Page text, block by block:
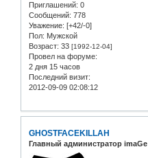
Приглашений: 0
Сообщений: 778
Уважение: [+42/-0]
Пол: Мужской
Возраст: 33 [1992-12-04]
Провел на форуме:
2 дня 15 часов
Последний визит:
2012-09-09 02:08:12
GHOSTFACEKILLAH
Главный администратор imaGe